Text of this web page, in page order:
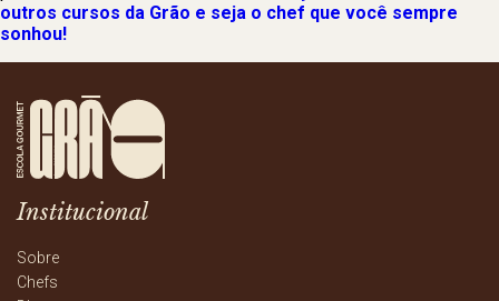
outros cursos da Grão e seja o chef que você sempre
sonhou!
Institucional
Sobre
Chefs